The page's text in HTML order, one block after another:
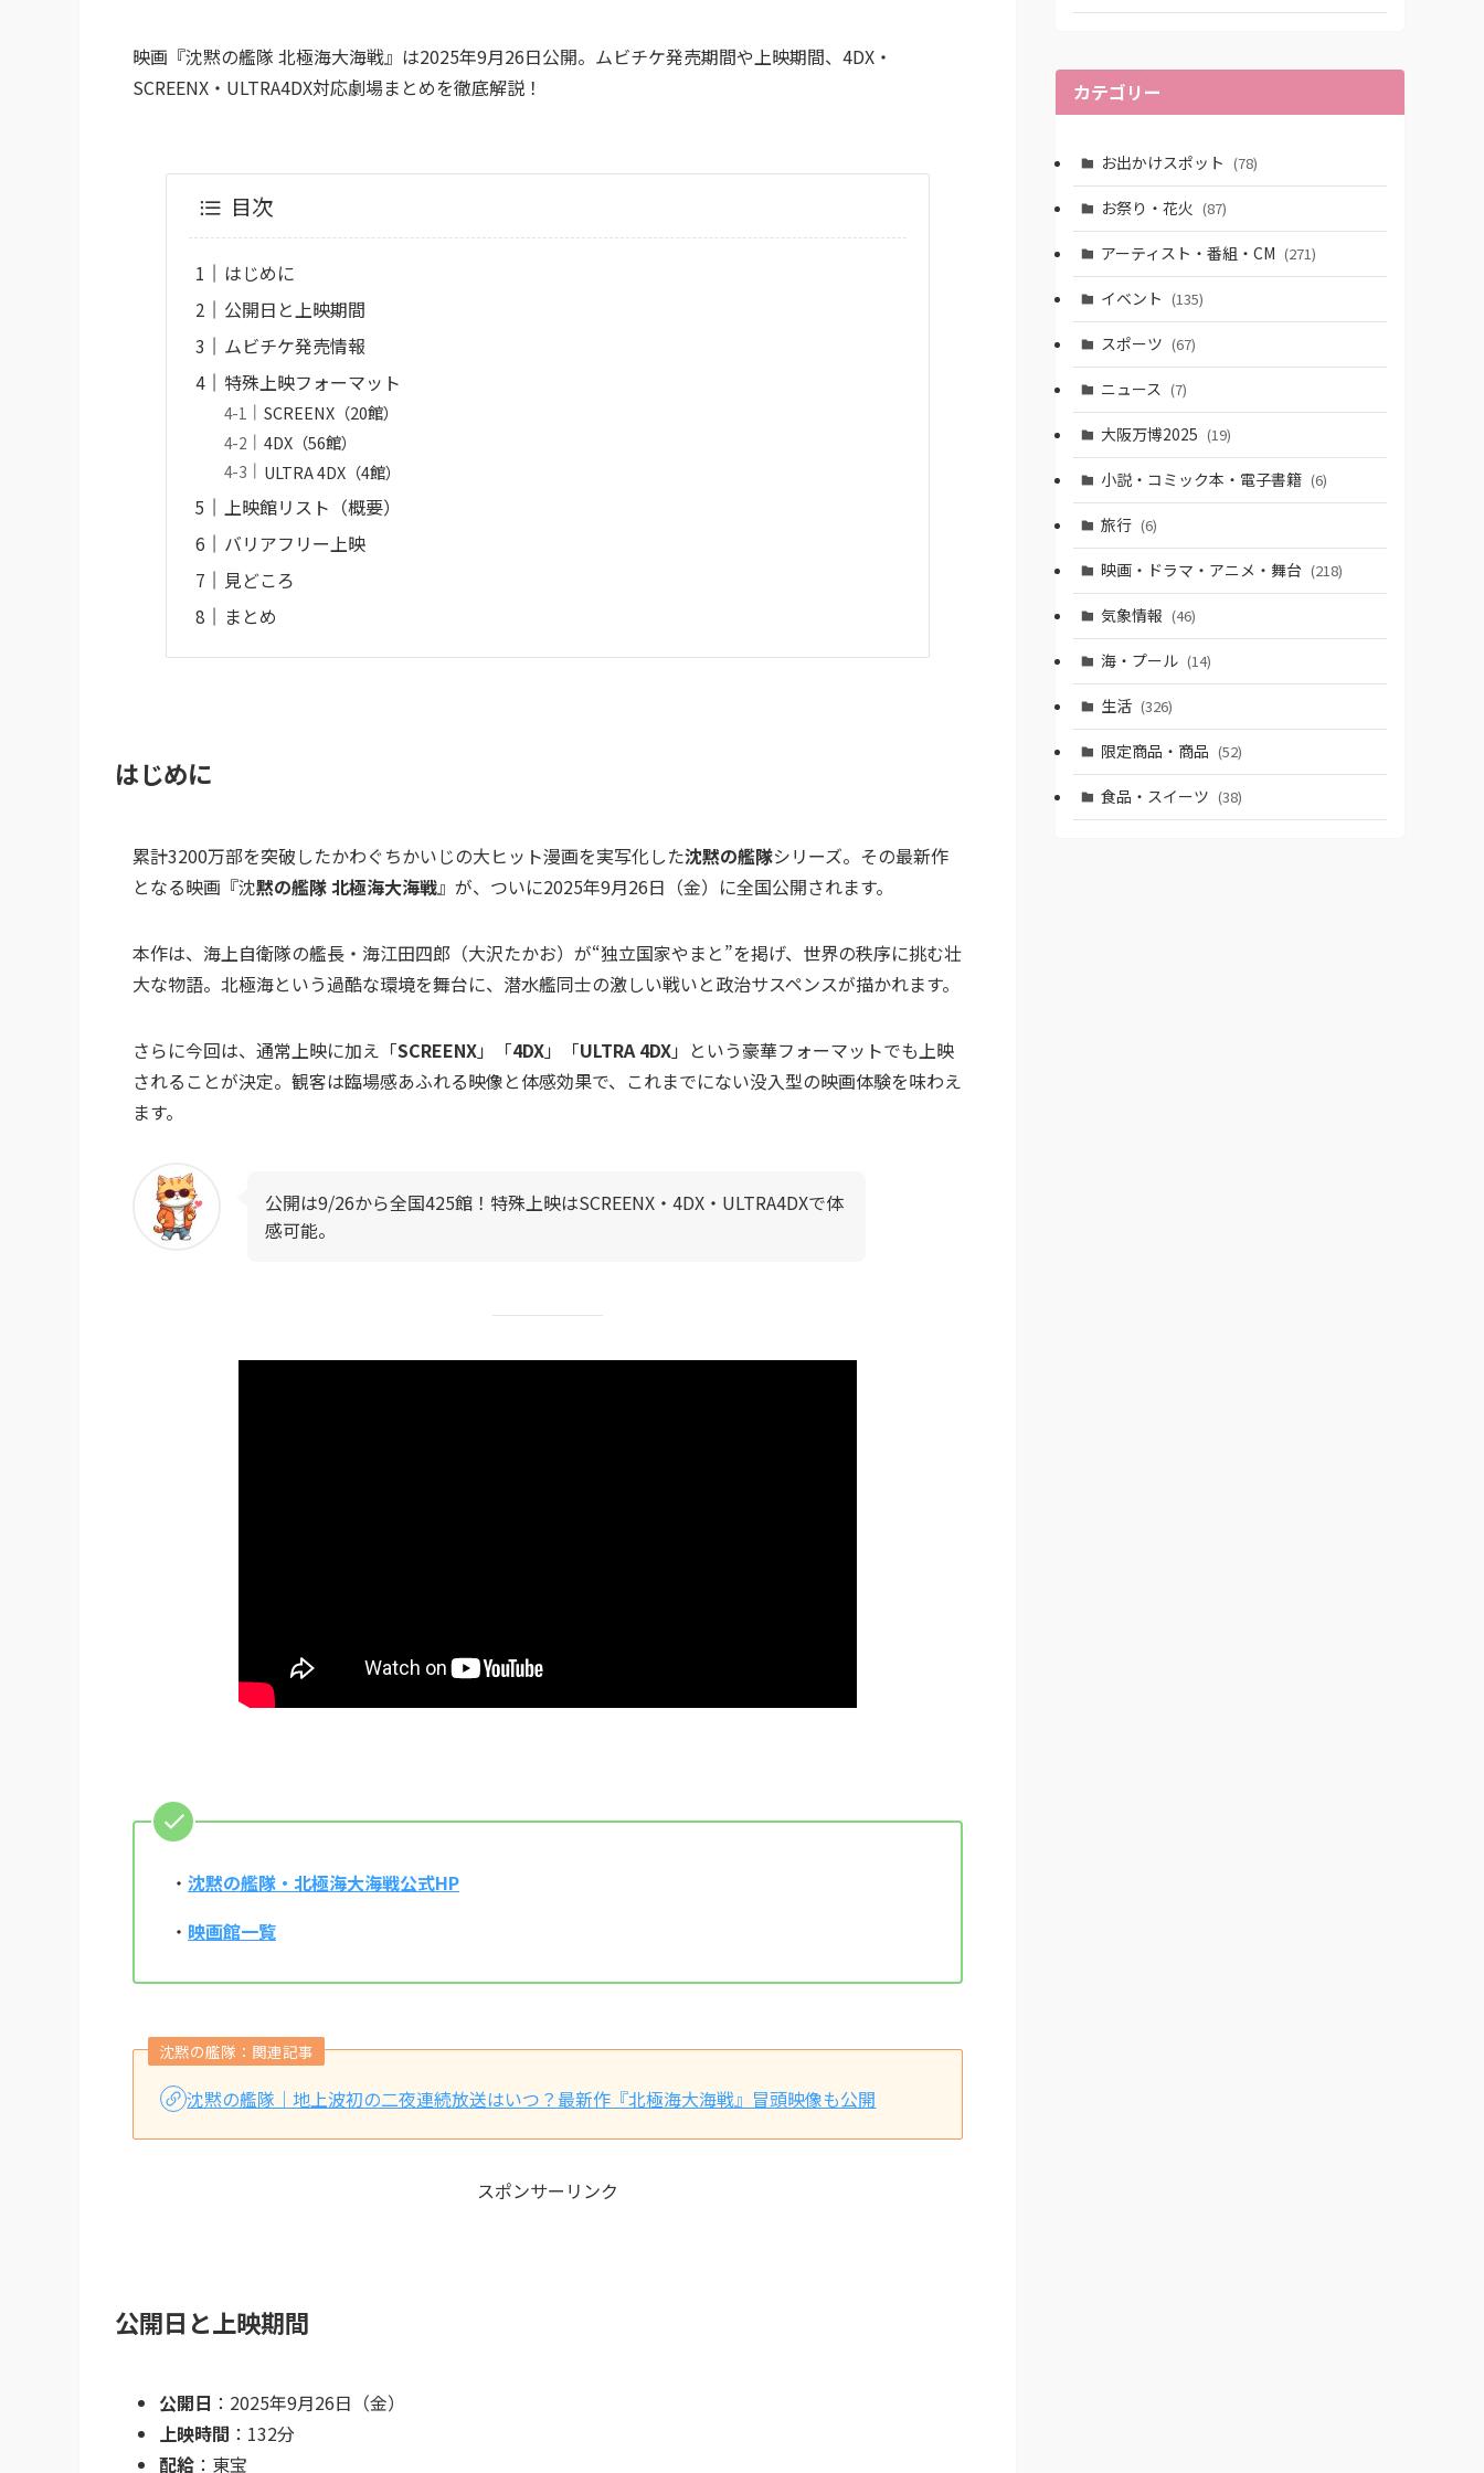
映画『沈黙の艦隊 北極海大海戦』は2025年9月26日公開。ムビチケ発売期間や上映期間、4DX・
SCREENX・ULTRA4DX対応劇場まとめを徹底解説！
目次
はじめに
公開日と上映期間
ムビチケ発売情報
特殊上映フォーマット
SCREENX（20館）
4DX（56館）
ULTRA 4DX（4館）
上映館リスト（概要）
バリアフリー上映
見どころ
まとめ
はじめに
累計3200万部を突破したかわぐちかいじの大ヒット漫画を実写化した沈黙の艦隊シリーズ。その最新作
となる映画『沈黙の艦隊 北極海大海戦』が、ついに2025年9月26日（金）に全国公開されます。
本作は、海上自衛隊の艦長・海江田四郎（大沢たかお）が“独立国家やまと”を掲げ、世界の秩序に挑む壮
大な物語。北極海という過酷な環境を舞台に、潜水艦同士の激しい戦いと政治サスペンスが描かれます。
さらに今回は、通常上映に加え「SCREENX」「4DX」「ULTRA 4DX」という豪華フォーマットでも上映
されることが決定。観客は臨場感あふれる映像と体感効果で、これまでにない没入型の映画体験を味わえ
ます。
公開は9/26から全国425館！特殊上映はSCREENX・4DX・ULTRA4DXで体
感可能。
・ 沈黙の艦隊・北極海大海戦公式HP
・ 映画館一覧
沈黙の艦隊：関連記事
沈黙の艦隊｜地上波初の二夜連続放送はいつ？最新作『北極海大海戦』冒頭映像も公開
スポンサーリンク
公開日と上映期間
公開日 ：2025年9月26日（金）
上映時間 ：132分
配給 ：東宝
カテゴリー
お出かけスポット (78)
お祭り・花火 (87)
アーティスト・番組・CM (271)
イベント (135)
スポーツ (67)
ニュース (7)
大阪万博2025 (19)
小説・コミック本・電子書籍 (6)
旅行 (6)
映画・ドラマ・アニメ・舞台 (218)
気象情報 (46)
海・プール (14)
生活 (326)
限定商品・商品 (52)
食品・スイーツ (38)